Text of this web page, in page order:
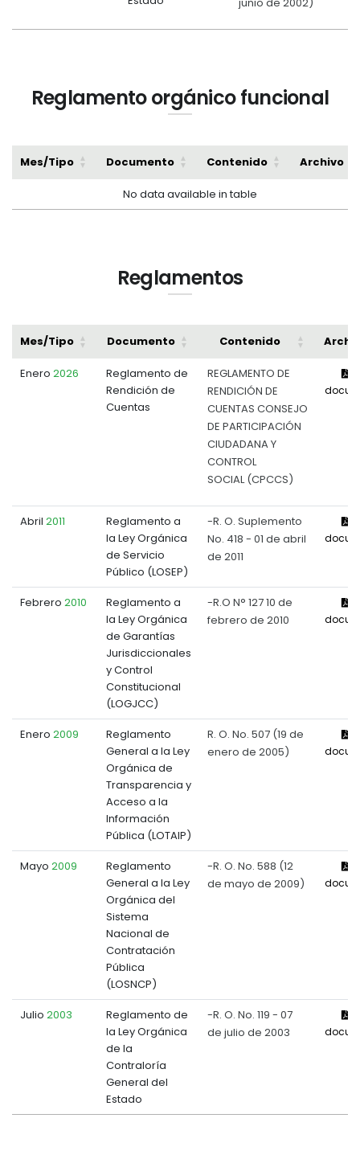
junio de 2002)
Reglamento orgánico funcional
Mes/Tipo Documento Contenido Archivo
No data available in table
Reglamentos
Mes/Tipo Documento Contenido
Enero 2026
Reglamento de
Rendición de
Cuentas
REGLAMENTO DE
RENDICIÓN DE
CUENTAS CONSEJO
DE PARTICIPACIÓN
CIUDADANA Y
CONTROL
SOCIAL (CPCCS)
Abril 2011
Reglamento a
la Ley Orgánica
de Servicio
Público (LOSEP)
-R. O. Suplemento
No. 418 - 01 de abril
de 2011
Febrero 2010
Reglamento a
la Ley Orgánica
de Garantías
Jurisdiccionales
y Control
Constitucional
(LOGJCC)
-R.O N° 127 10 de
febrero de 2010
Enero 2009
Reglamento
General a la Ley
Orgánica de
Transparencia y
Acceso a la
Información
Pública (LOTAIP)
R. O. No. 507 (19 de
enero de 2005)
Mayo 2009
Reglamento
General a la Ley
Orgánica del
Sistema
Nacional de
Contratación
Pública
(LOSNCP)
-R. O. No. 588 (12
de mayo de 2009)
Julio 2003
Reglamento de
la Ley Orgánica
de la
Contraloría
General del
Estado
-R. O. No. 119 - 07
de julio de 2003